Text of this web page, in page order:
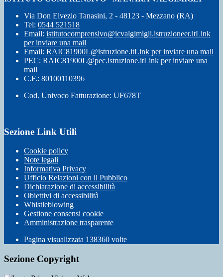
Via Don Elvezio Tanasini, 2 - 48123 - Mezzano (RA)
Tel: 0544 521518
Email: istitutocomprensivo@icvalgimigli.istruzioneer.itLink
per inviare una mail
Email: RAIC81900L@istruzione.itLink per inviare una mail
PEC: RAIC81900L@pec.istruzione.itLink per inviare una
mail
C.F.: 80100110396
Cod. Univoco Fatturazione: UF678T
Sezione Link Utili
Cookie policy
Note legali
Informativa Privacy
Ufficio Relazioni con il Pubblico
Dichiarazione di accessibilità
Obiettivi di accessibilità
Whistleblowing
Gestione consensi cookie
Amministrazione trasparente
Pagina visualizzata 138360 volte
Sezione Copyright